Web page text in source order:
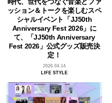
ッション＆トークを楽しむスペ
シャルイベント「JJ50th
Anniversary Fest 2026」に
て、「JJ50th Anniversary
Fest 2026」公式グッズ販売決
定！
2026.04.14
LIFE STYLE